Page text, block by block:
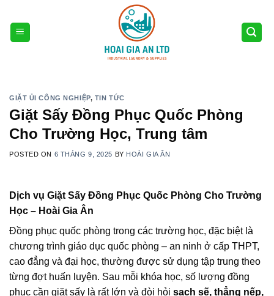
content
GIẶT ỦI CÔNG NGHIỆP, TIN TỨC
Giặt Sấy Đồng Phục Quốc Phòng
Cho Trường Học, Trung tâm
POSTED ON 6 THÁNG 9, 2025 BY HOÀI GIA ÂN
Dịch vụ Giặt Sấy Đồng Phục Quốc Phòng Cho Trường
Học – Hoài Gia Ân
Đồng phục quốc phòng trong các trường học, đặc biệt là
chương trình giáo dục quốc phòng – an ninh ở cấp THPT,
cao đẳng và đại học, thường được sử dụng tập trung theo
từng đợt huấn luyện. Sau mỗi khóa học, số lượng đồng
phục cần giặt sấy là rất lớn và đòi hỏi sạch sẽ, thẳng nếp,